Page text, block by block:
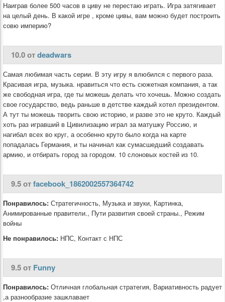
Наиграв более 500 часов в циву не перестаю играть. Игра затягивает
на целый день. В какой игре , кроме цивы, вам можно будет построить
совю империю?
10.0 отdeadwars
Самая любимая часть серии. В эту игру я влюбился с первого раза.
Красивая игра, музыка. нравиться что есть сюжетная компания, а так
же свободная игра, где ты можешь делать что хочешь. Можно создать
свое государство, ведь раньше в детстве каждый хотел президентом.
А тут ты можешь творить свою историю, и разве это не круто. Каждый
хоть раз игравший в Цивилизацию играл за матушку Россию, и
нагибал всех во круг, а особенно круто было когда на карте
попадалась Германия, и ты начинал как сумасшедший создавать
армию, и отбирать город за городом. 10 слоновых костей из 10.
9.5 отfacebook_1862002557364742
Понравилось: Стратегичность, Музыка и звуки, Картинка,
Анимированные правители., Пути развития своей страны., Режим
войны
Не понравилось: НПС, Контакт с НПС
9.5 от Funny
Понравилось: Отличная глобальная стратегия, Вариативность радует
,а разнообразие зашклавает